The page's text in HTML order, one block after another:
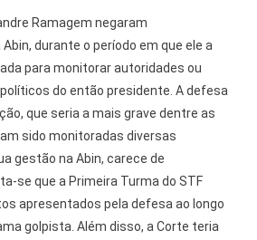
Ramagem negaram
durante o período em que ele a
para monitorar autoridades ou
do então presidente. A defesa
que seria a mais grave dentre as
sido monitoradas diversas
gestão na Abin, carece de
se que a Primeira Turma do STF
apresentados pela defesa ao longo
golpista. Além disso, a Corte teria